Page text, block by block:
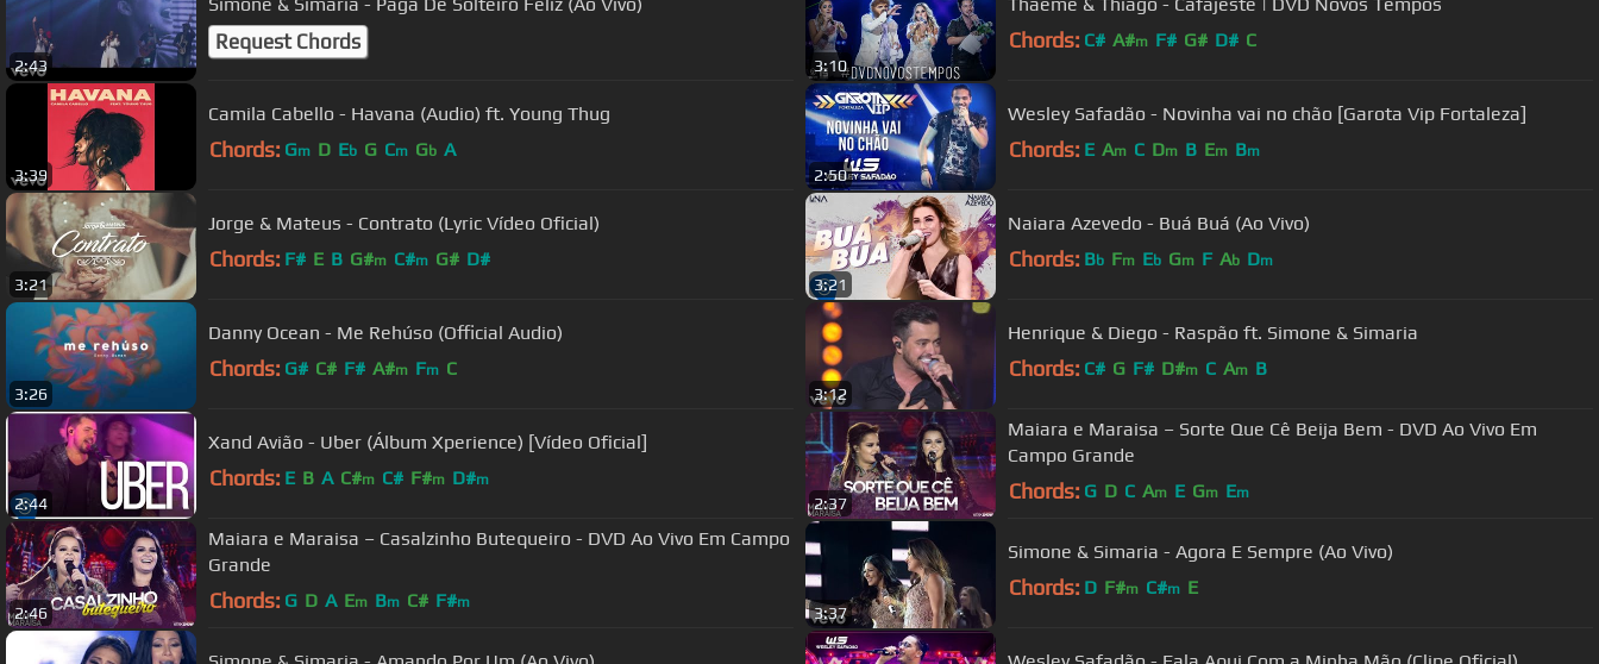
2:43
Simone & Simaria - Paga De Solteiro Feliz (Ao Vivo)
Request Chords
3:10
Thaeme & Thiago - Cafajeste | DVD Novos Tempos
Chords: C# A#m F# G# D# C
3:39
Camila Cabello - Havana (Audio) ft. Young Thug
Chords: Gm D Eb G Cm Gb A
2:50
Wesley Safadão - Novinha vai no chão [Garota Vip Fortaleza]
Chords: E Am C Dm B Em Bm
3:21
Jorge & Mateus - Contrato (Lyric Vídeo Oficial)
Chords: F# E B G#m C#m G# D#
3:21
Naiara Azevedo - Buá Buá (Ao Vivo)
Chords: Bb Fm Eb Gm F Ab Dm
3:26
Danny Ocean - Me Rehúso (Official Audio)
Chords: G# C# F# A#m Fm C
3:12
Henrique & Diego - Raspão ft. Simone & Simaria
Chords: C# G F# D#m C Am B
2:44
Xand Avião - Uber (Álbum Xperience) [Vídeo Oficial]
Chords: E B A C#m C# F#m D#m
2:37
Maiara e Maraisa – Sorte Que Cê Beija Bem - DVD Ao Vivo Em
Campo Grande
Chords: G D C Am E Gm Em
2:46
Maiara e Maraisa – Casalzinho Butequeiro - DVD Ao Vivo Em Campo
Grande
Chords: G D A Em Bm C# F#m
3:37
Simone & Simaria - Agora E Sempre (Ao Vivo)
Chords: D F#m C#m E